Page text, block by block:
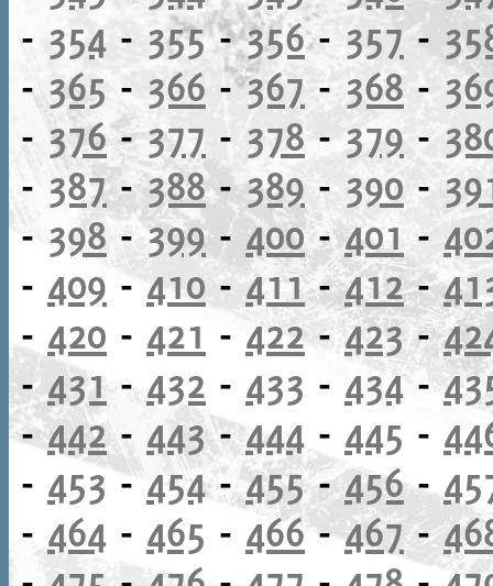
- 354 - 355-356- 357-
- 365 - 366 -367- 368 -
- 376-377 - 378-379 -
- 387-388-389 - 390 -
- 398 -399-400-401-
- 409 -410 -411-412-
- 420 - 421 - 422-423-
-431- 432 - 433 - 434-
-442- 443-444 - 445 -
- 453-454-455-456-
- 464 - 465 - 466-467-